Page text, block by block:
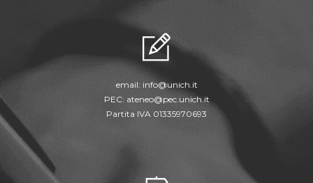
email: info@unich.it
PEC: ateneo@pec.unich.it
Partita IVA 01335970693